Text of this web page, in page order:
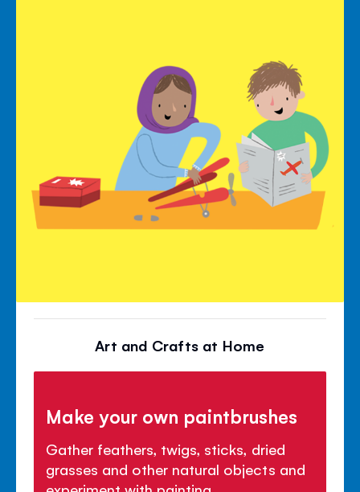
Art and Crafts at Home
Make your own paintbrushes
Gather feathers, twigs, sticks, dried
grasses and other natural objects and